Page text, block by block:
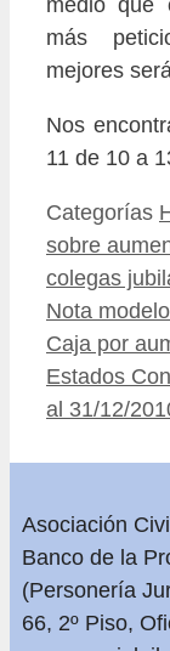
medio que
más
mejores
Nos
11 de 10 a
Categorías
sobre
colegas
Nota
Caja por
Estados
al 31/12/
Asociación
Banco de la
(Personería
66, 2º Piso,